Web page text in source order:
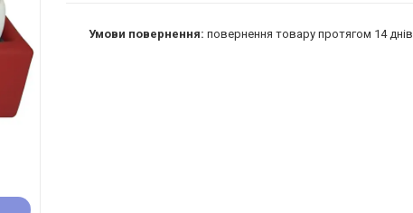
повернення товару протягом 14 днів